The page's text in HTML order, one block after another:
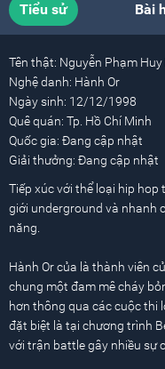
Tiểu sử Bài
Tên thật: Nguyễn Phạm
Nghệ danh: Hành Or
Ngày sinh: 12/12/1998
Quê quán: Tp. Hồ Chí Minh
Quốc gia: Đang cập nhật
Giải thưởng: Đang cập nhật
Tiếp xúc với thể loại hip
giới underground và nhanh
năng.
Hành Or của là thành viên
chung một đam mê cháy
hơn thông qua các cuộc thi
đặt biệt là tại chương trình
với trận battle gây nhiều sự